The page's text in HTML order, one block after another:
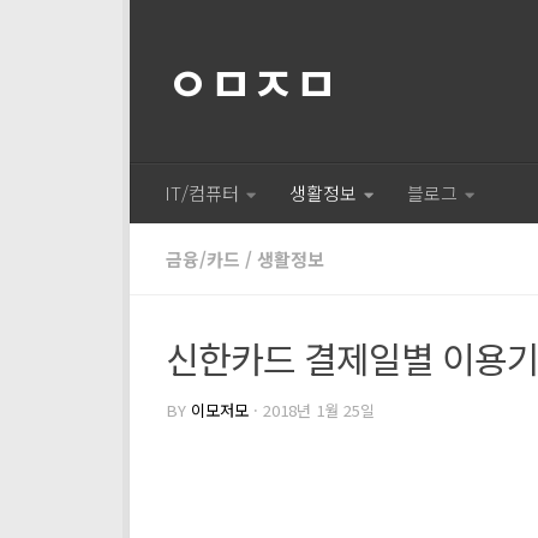
ㅇㅁㅈㅁ
IT/컴퓨터 생활정보 블로그
금융/카드 / 생활정보
신한카드 결제일별 이용
BY 이모저모 · 2018년 1월 25일